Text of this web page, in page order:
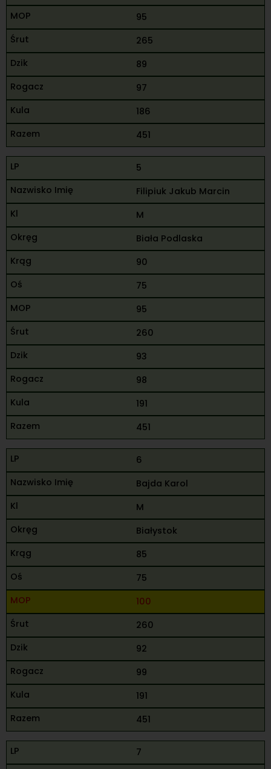
95
265
89
97
186
451
5
Filipiuk Jakub Marcin
M
Biała Podlaska
90
75
95
260
93
98
191
451
6
Bajda Karol
M
Białystok
85
75
100
260
92
99
191
451
7